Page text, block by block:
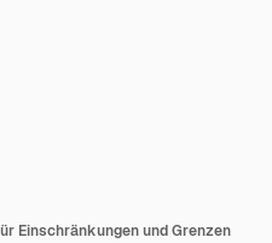
Einschränkungen und Grenzen